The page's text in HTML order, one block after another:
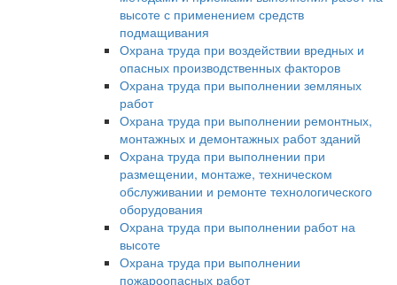
высоте с применением средств
подмащивания
Охрана труда при воздействии вредных и
опасных производственных факторов
Охрана труда при выполнении земляных
работ
Охрана труда при выполнении ремонтных,
монтажных и демонтажных работ зданий
Охрана труда при выполнении при
размещении, монтаже, техническом
обслуживании и ремонте технологического
оборудования
Охрана труда при выполнении работ на
высоте
Охрана труда при выполнении
пожароопасных работ